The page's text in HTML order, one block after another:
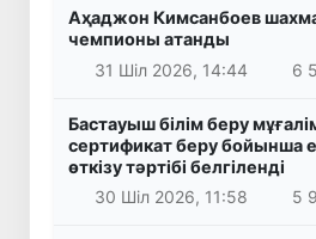
Аҳаджон Кимсанбоев
чемпионы атанды
31 Шіл 2026, 14:44
6
Бастауыш білім беру
сертификат беру бойынша
өткізу тәртібі белгіленді
30 Шіл 2026, 11:58
5